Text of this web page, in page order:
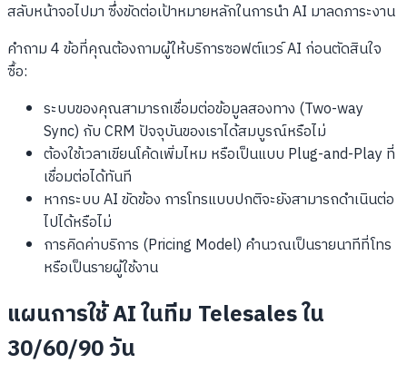
สลับหน้าจอไปมา ซึ่งขัดต่อเป้าหมายหลักในการนำ AI มาลดภาระงาน
คำถาม 4 ข้อที่คุณต้องถามผู้ให้บริการซอฟต์แวร์ AI ก่อนตัดสินใจ
ซื้อ:
ระบบของคุณสามารถเชื่อมต่อข้อมูลสองทาง (Two-way
Sync) กับ CRM ปัจจุบันของเราได้สมบูรณ์หรือไม่
ต้องใช้เวลาเขียนโค้ดเพิ่มไหม หรือเป็นแบบ Plug-and-Play ที่
เชื่อมต่อได้ทันที
หากระบบ AI ขัดข้อง การโทรแบบปกติจะยังสามารถดำเนินต่อ
ไปได้หรือไม่
การคิดค่าบริการ (Pricing Model) คำนวณเป็นรายนาทีที่โทร
หรือเป็นรายผู้ใช้งาน
แผนการใช้ AI ในทีม Telesales ใน
30/60/90 วัน